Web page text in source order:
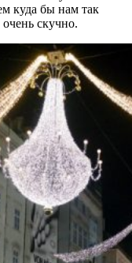
куда бы нам так
скучно.